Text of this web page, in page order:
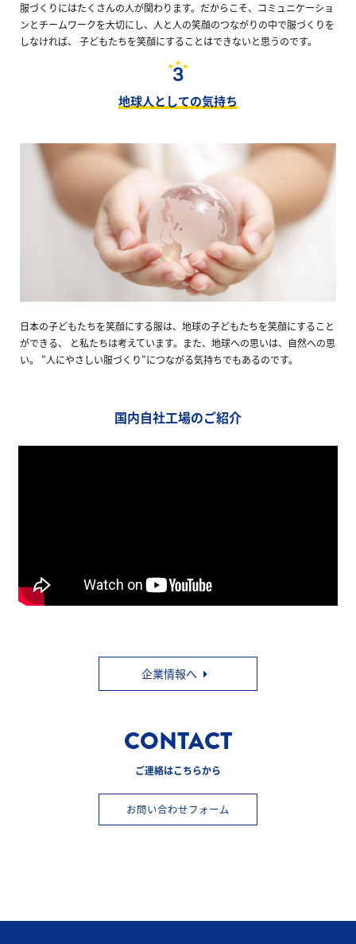
服づくりにはたくさんの人が関わります。だからこそ、コミュニケーショ
ンとチームワークを大切にし、人と人の笑顔のつながりの中で服づくりを
しなければ、 子どもたちを笑顔にすることはできないと思うのです。
地球人としての気持ち
日本の子どもたちを笑顔にする服は、地球の子どもたちを笑顔にすること
ができる、 と私たちは考えています。また、地球への思いは、自然への思
い。 ”人にやさしい服づくり”につながる気持ちでもあるのです。
国内自社工場のご紹介
企業情報へ
CONTACT
ご連絡はこちらから
お問い合わせフォーム